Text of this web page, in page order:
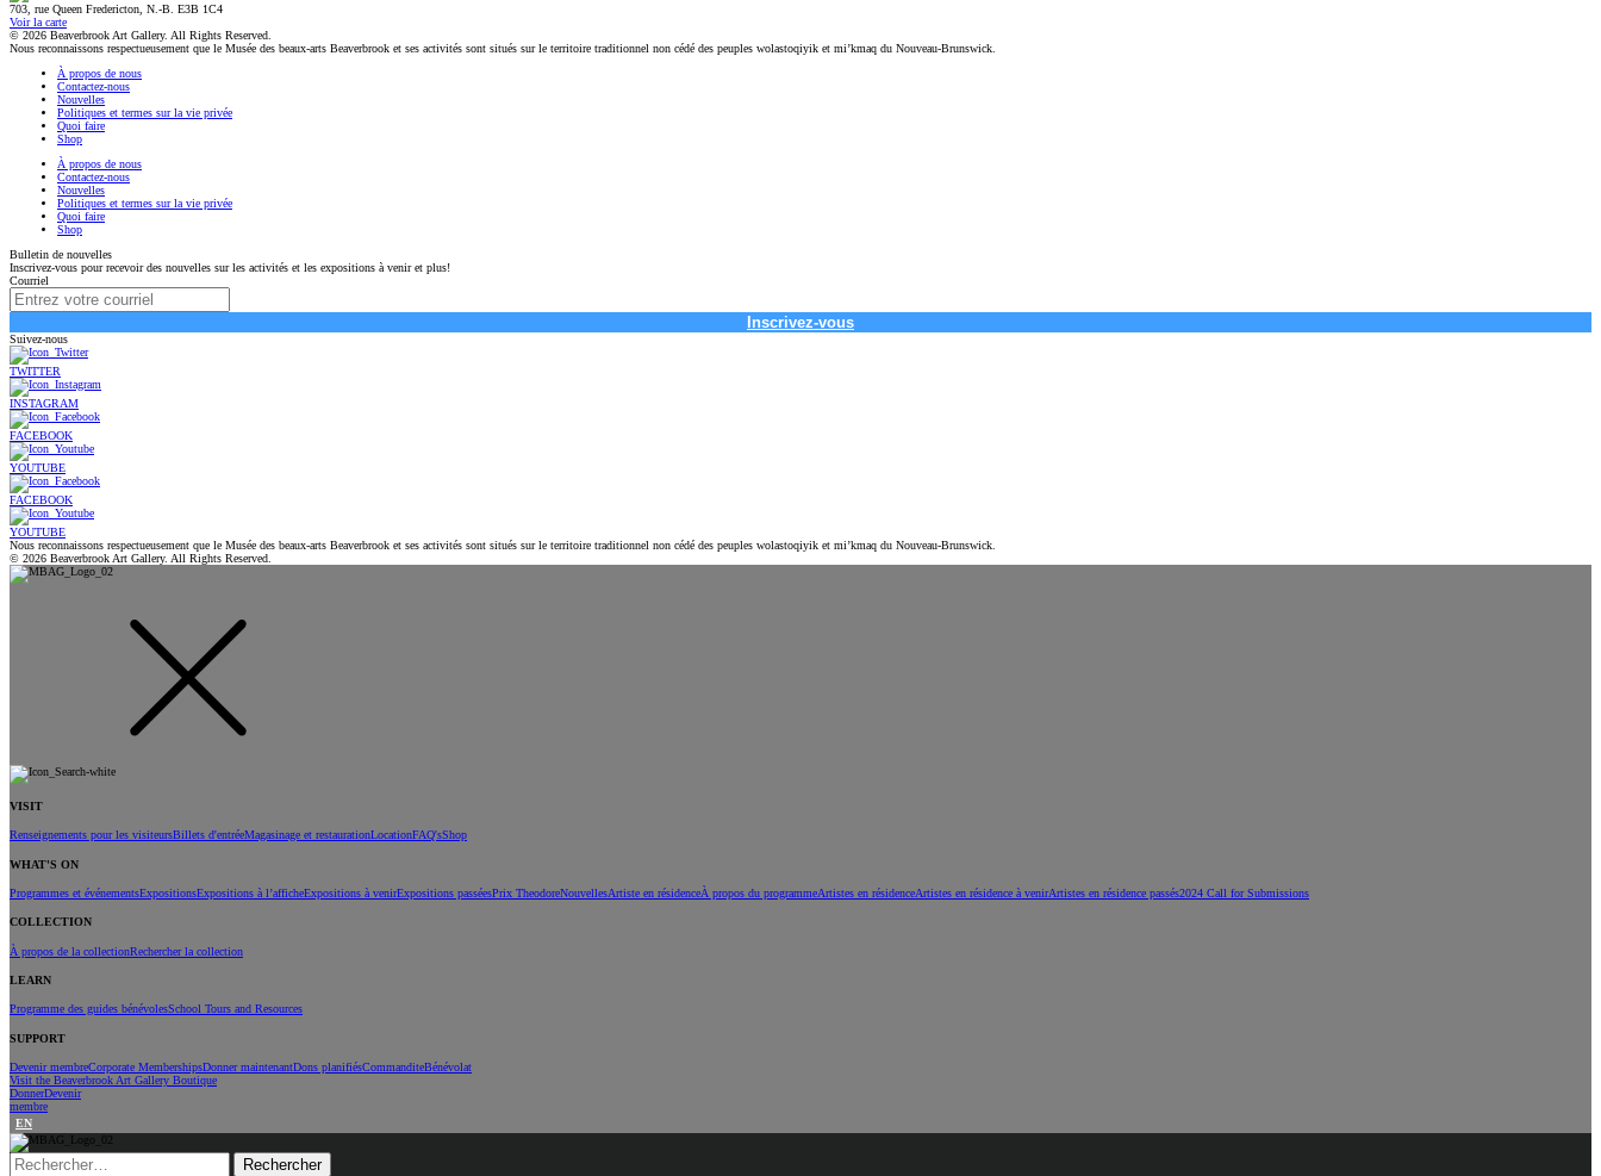
703, rue Queen Fredericton, N.-B. E3B 1C4
Voir la carte
© 2026 Beaverbrook Art Gallery. All Rights Reserved.
Nous reconnaissons respectueusement que le Musée des beaux-arts Beaverbrook et ses activités sont situés sur le territoire traditionnel non cédé des peuples wolastoqiyik et mi’kmaq du Nouveau-Brunswick.
À propos de nous
Contactez-nous
Nouvelles
Politiques et termes sur la vie privée
Quoi faire
Shop
À propos de nous
Contactez-nous
Nouvelles
Politiques et termes sur la vie privée
Quoi faire
Shop
Bulletin de nouvelles
Inscrivez-vous pour recevoir des nouvelles sur les activités et les expositions à venir et plus!
Courriel
Inscrivez-vous
Suivez-nous
TWITTER
INSTAGRAM
FACEBOOK
YOUTUBE
FACEBOOK
YOUTUBE
Nous reconnaissons respectueusement que le Musée des beaux-arts Beaverbrook et ses activités sont situés sur le territoire traditionnel non cédé des peuples wolastoqiyik et mi’kmaq du Nouveau-Brunswick.
© 2026 Beaverbrook Art Gallery. All Rights Reserved.
VISIT
Renseignements pour les visiteursBillets d'entréeMagasinage et restaurationLocationFAQ'sShop
WHAT'S ON
Programmes et événementsExpositionsExpositions à l’afficheExpositions à venirExpositions passéesPrix TheodoreNouvellesArtiste en résidenceÀ propos du programmeArtistes en résidenceArtistes en résidence à venirArtistes en résidence passés2024 Call for Submissions
COLLECTION
À propos de la collectionRechercher la collection
LEARN
Programme des guides bénévolesSchool Tours and Resources
SUPPORT
Devenir membreCorporate MembershipsDonner maintenantDons planifiésCommanditeBénévolat
Visit the Beaverbrook Art Gallery Boutique
DonnerDevenir
membre
EN
Rechercher :